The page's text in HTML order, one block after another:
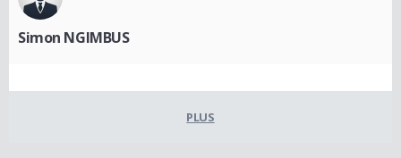
Simon NGIMBUS
PLUS